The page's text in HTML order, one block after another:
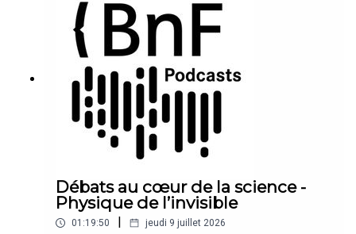
Débats au cœur de la science -
Physique de l’invisible
01:19:50 | jeudi 9 juillet 2026